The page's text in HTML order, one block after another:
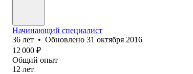
Начинающий специалист
36 лет • Обновлено 31 октября 2016
12 000 ₽
Общий опыт
12 лет